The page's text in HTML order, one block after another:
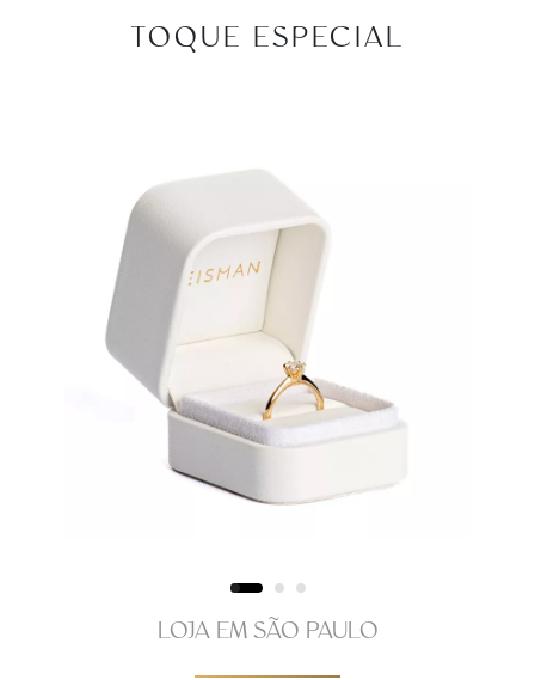
TOQUE ESPECIAL
LOJA EM SÃO PAULO